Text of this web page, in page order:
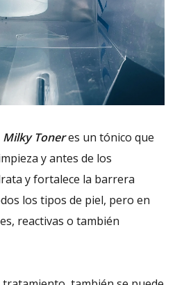
Milky Toneres un tónico que
y antes de los
y fortalece la barrera
los tipos de piel, pero en
reactivas o también